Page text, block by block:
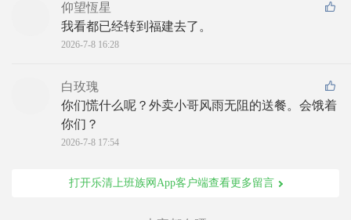
仰望恆星
我看都已经转到福建去了。
2026-7-8 16:28
白玫瑰
你们慌什么呢？外卖小哥风雨无阻的送餐。会饿着
你们？
2026-7-8 17:54
打开乐清上班族网App客户端查看更多留言